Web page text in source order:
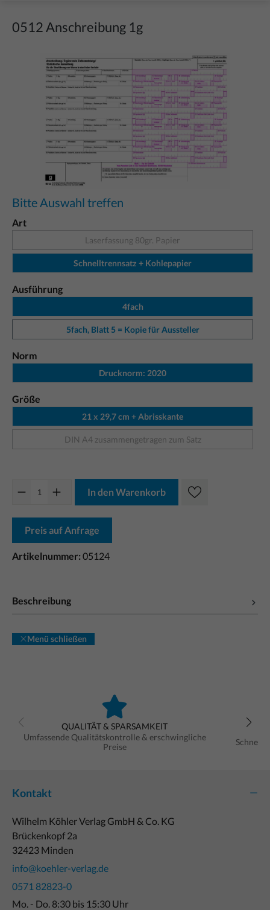
0512 Anschreibung 1g
Bildergalerie überspringen
Bitte Auswahl treffen
Art
Laserfassung 80gr. Papier
Schnelltrennsatz + Kohlepapier
Ausführung
4fach
5fach, Blatt 5 = Kopie für Aussteller
Norm
Drucknorm: 2020
Größe
21 x 29,7 cm + Abrisskante
DIN A4 zusammengetragen zum Satz
In den Warenkorb
Preis auf Anfrage
Artikelnummer: 05124
Beschreibung
Menü schließen
QUALITÄT & SPARSAMKEIT
Umfassende Qualitätskontrolle & erschwingliche
Preise
Schnelle
Kontakt
Wilhelm Köhler Verlag GmbH & Co. KG
Brückenkopf 2a
32423 Minden
info@koehler-verlag.de
0571 82823-0
Mo. - Do. 8:30 bis 15:30 Uhr